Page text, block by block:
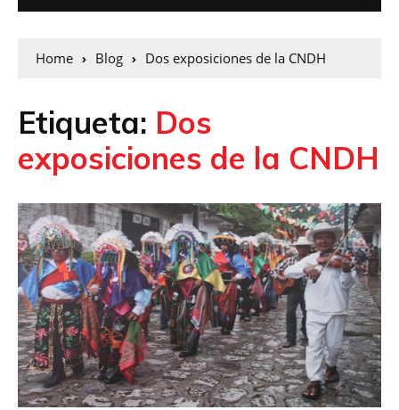
Home Blog Dos exposiciones de la CNDH
Etiqueta: Dos
exposiciones de la CNDH